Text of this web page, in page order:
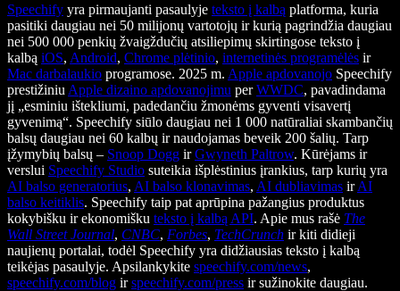
Speechify yra pirmaujanti pasaulyje teksto į kalbą platforma, kuria
pasitiki daugiau nei 50 milijonų vartotojų ir kurią pagrindžia daugiau
nei 500 000 penkių žvaigždučių atsiliepimų skirtingose teksto į
kalbą iOS, Android, Chrome plėtinio, internetinės programėlės ir
Mac darbalaukio programose. 2025 m. Apple apdovanojo Speechify
prestižiniu Apple dizaino apdovanojimu perWWDC, pavadindama
jį „esminiu ištekliumi, padedančiu žmonėms gyventi visavertį
gyvenimą“. Speechify siūlo daugiau nei 1 000 natūraliai skambančių
balsų daugiau nei 60 kalbų ir naudojamas beveik 200 šalių. Tarp
įžymybių balsų – Snoop Dogg irGwyneth Paltrow. Kūrėjams ir
verslui Speechify Studio suteikia išplėstinius įrankius, tarp kurių yra
AI balso generatorius, AI balso klonavimas, AI dubliavimas irAI
balso keitiklis. Speechify taip pat aprūpina pažangius produktus
kokybišku ir ekonomišku teksto į kalbą API. Apie mus rašė The
Wall Street Journal, CNBC, Forbes, TechCrunch ir kiti didieji
naujienų portalai, todėl Speechify yra didžiausias teksto į kalbą
teikėjas pasaulyje. Apsilankykite speechify.com/news,
speechify.com/blog irspeechify.com/press ir sužinokite daugiau.